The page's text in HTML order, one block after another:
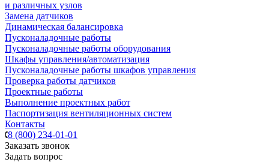
и различных узлов
Замена датчиков
Динамическая балансировка
Пусконаладочные работы
Пусконаладочные работы оборудования
Шкафы управления/автоматизация
Пусконаладочные работы шкафов управления
Проверка работы датчиков
Проектные работы
Выполнение проектных работ
Паспортизация вентиляционных систем
Контакты
8 (800) 234-01-01
Заказать звонок
Задать вопрос